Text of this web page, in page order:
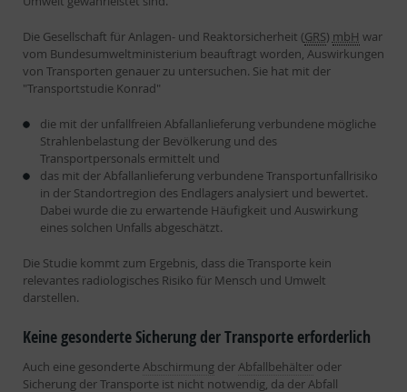
Die Gesellschaft für Anlagen- und Reaktorsicherheit (GRS) mbH war
vom Bundesumweltministerium beauftragt worden, Auswirkungen
von Transporten genauer zu untersuchen. Sie hat mit der
"Transportstudie Konrad"
die mit der unfallfreien Abfallanlieferung verbundene mögliche
Strahlenbelastung der Bevölkerung und des
Transportpersonals ermittelt und
das mit der Abfallanlieferung verbundene Transportunfallrisiko
in der Standortregion des Endlagers analysiert und bewertet.
Dabei wurde die zu erwartende Häufigkeit und Auswirkung
eines solchen Unfalls abgeschätzt.
Die Studie kommt zum Ergebnis, dass die Transporte kein
relevantes radiologisches Risiko für Mensch und Umwelt
darstellen.
Keine gesonderte Sicherung der Transporte erforderlich
Auch eine gesonderteAbschirmungderAbfallbehälteroder
Sicherung der Transporte ist nicht notwendig, da der Abfall